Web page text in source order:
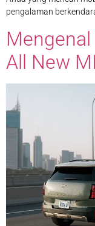
pengalaman
All New